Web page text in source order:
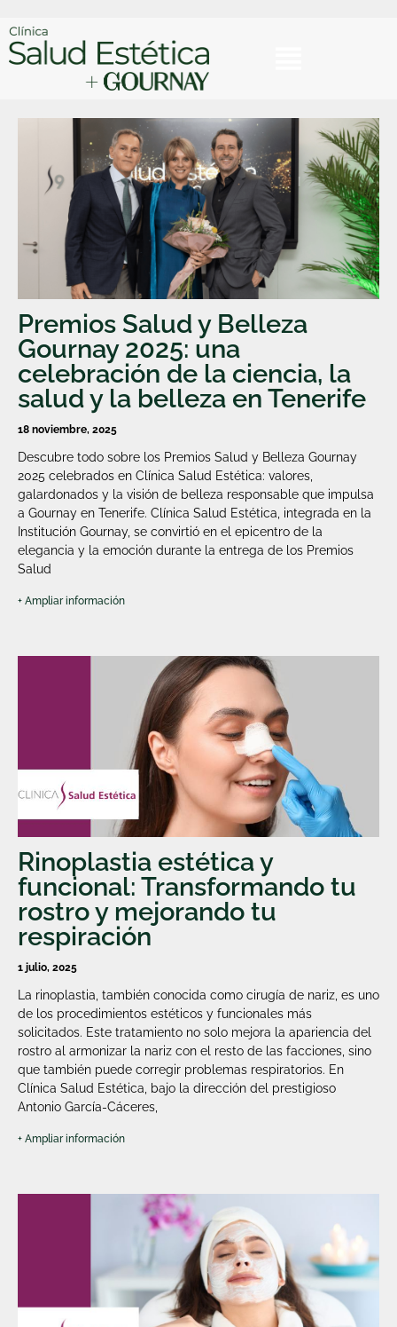
Premios Salud y Belleza
Gournay 2025: una
celebración de la ciencia, la
salud y la belleza en Tenerife
18 noviembre, 2025
Descubre todo sobre los Premios Salud y Belleza Gournay
2025 celebrados en Clínica Salud Estética: valores,
galardonados y la visión de belleza responsable que impulsa
a Gournay en Tenerife. Clínica Salud Estética, integrada en la
Institución Gournay, se convirtió en el epicentro de la
elegancia y la emoción durante la entrega de los Premios
Salud
+ Ampliar información
Rinoplastia estética y
funcional: Transformando tu
rostro y mejorando tu
respiración
1 julio, 2025
La rinoplastia, también conocida como cirugía de nariz, es uno
de los procedimientos estéticos y funcionales más
solicitados. Este tratamiento no solo mejora la apariencia del
rostro al armonizar la nariz con el resto de las facciones, sino
que también puede corregir problemas respiratorios. En
Clínica Salud Estética, bajo la dirección del prestigioso
Antonio García-Cáceres,
+ Ampliar información